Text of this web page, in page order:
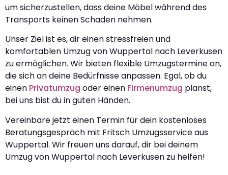
um sicherzustellen, dass deine Möbel während des
Transports keinen Schaden nehmen.
Unser Ziel ist es, dir einen stressfreien und
komfortablen Umzug von Wuppertal nach Leverkusen
zu ermöglichen. Wir bieten flexible Umzugstermine an,
die sich an deine Bedürfnisse anpassen. Egal, ob du
einen Privatumzug oder einen Firmenumzug planst,
bei uns bist du in guten Händen.
Vereinbare jetzt einen Termin für dein kostenloses
Beratungsgespräch mit Fritsch Umzugsservice aus
Wuppertal. Wir freuen uns darauf, dir bei deinem
Umzug von Wuppertal nach Leverkusen zu helfen!